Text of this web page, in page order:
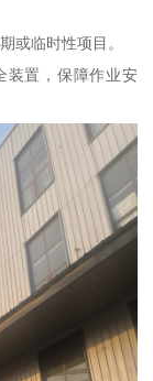
或临时性项目。
装置，保障作业安